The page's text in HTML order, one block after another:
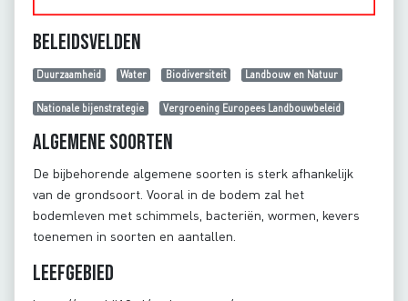
Beleidsvelden
Duurzaamheid Water Biodiversiteit Landbouw en Natuur
Nationale bijenstrategie Vergroening Europees Landbouwbeleid
Algemene soorten
De bijbehorende algemene soorten is sterk afhankelijk
van de grondsoort. Vooral in de bodem zal het
bodemleven met schimmels, bacteriën, wormen, kevers
toenemen in soorten en aantallen.
Leefgebied